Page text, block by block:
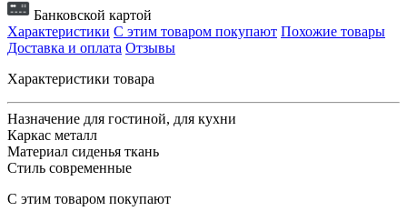
Банковской картой
Характеристики С этим товаром покупают Похожие товары
Доставка и оплата Отзывы
Характеристики товара
Назначение для гостиной, для кухни
Каркас металл
Материал сиденья ткань
Стиль современные
С этим товаром покупают